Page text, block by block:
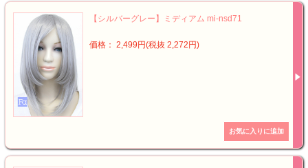
【シルバーグレー】ミディアム mi-nsd71
価格： 2,499円(税抜 2,272円)